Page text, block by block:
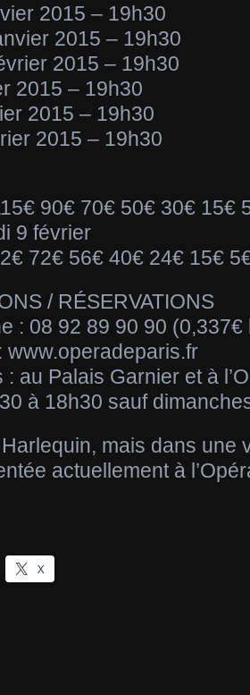
2015 – 19h30
2015 – 19h30
2015 – 19h30
2015 – 19h30
2015 – 19h30
2015 – 19h30
90€ 70€ 50€ 30€ 15€
9 février
72€ 56€ 40€ 24€ 15€
/ RÉSERVATIONS
: 08 92 89 90 90 (0,337€
www.operadeparis.fr
: au Palais Garnier et à
à 18h30 sauf
Harlequin, mais dans une
actuellement à
X